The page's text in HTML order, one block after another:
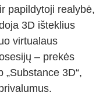
papildytoji realybė,
3D išteklius
virtualaus
– prekės
3D“,